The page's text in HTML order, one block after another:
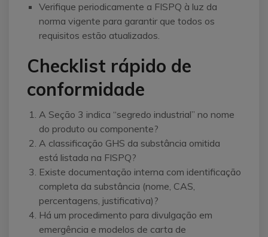
Verifique periodicamente a FISPQ à luz da
norma vigente para garantir que todos os
requisitos estão atualizados.
Checklist rápido de
conformidade
A Seção 3 indica “segredo industrial” no nome
do produto ou componente?
A classificação GHS da substância omitida
está listada na FISPQ?
Existe documentação interna com identificação
completa da substância (nome, CAS,
percentagens, justificativa)?
Há um procedimento para divulgação em
emergência e modelos de carta de